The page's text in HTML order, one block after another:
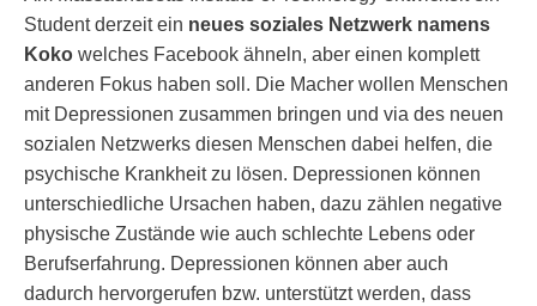
Student derzeit ein neues soziales Netzwerk namens
Koko welches Facebook ähneln, aber einen komplett
anderen Fokus haben soll. Die Macher wollen Menschen
mit Depressionen zusammen bringen und via des neuen
sozialen Netzwerks diesen Menschen dabei helfen, die
psychische Krankheit zu lösen. Depressionen können
unterschiedliche Ursachen haben, dazu zählen negative
physische Zustände wie auch schlechte Lebens oder
Berufserfahrung. Depressionen können aber auch
dadurch hervorgerufen bzw. unterstützt werden, dass